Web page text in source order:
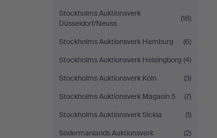
Stockholms Auktionsverk
Düsseldorf/Neuss
(18)
Stockholms Auktionsverk Hamburg
(6)
Stockholms Auktionsverk Helsingborg (4)
Stockholms Auktionsverk Köln
(3)
Stockholms Auktionsverk Magasin 5
(7)
Stockholms Auktionsverk Sickla
(1)
Södermanlands Auktionsverk
(2)